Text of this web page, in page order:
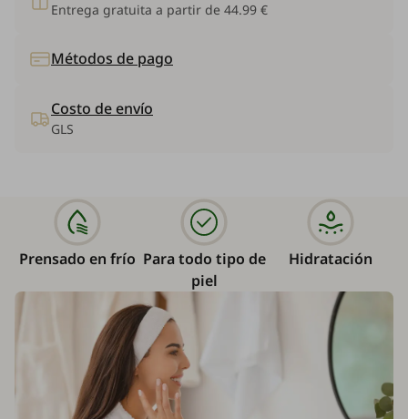
Entrega gratuita a partir de 44.99 €
Métodos de pago
Costo de envío
GLS
Prensado en frío Para todo tipo de
piel
Hidratación